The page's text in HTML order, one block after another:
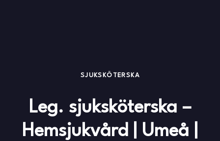
SJUKSKÖTERSKA
Leg. sjuksköterska –
Hemsjukvård | Umeå |